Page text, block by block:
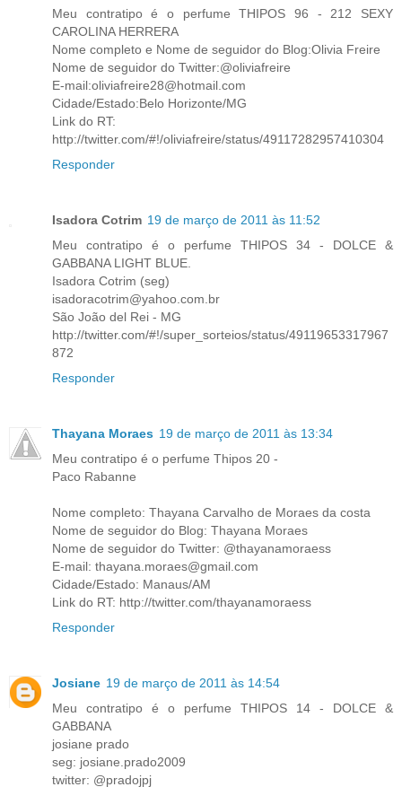
Meu contratipo é o perfume THIPOS 96 - 212 SEXY
CAROLINA HERRERA
Nome completo e Nome de seguidor do Blog:Olivia Freire
Nome de seguidor do Twitter:@oliviafreire
E-mail:oliviafreire28@hotmail.com
Cidade/Estado:Belo Horizonte/MG
Link do RT:
http://twitter.com/#!/oliviafreire/status/49117282957410304
Responder
Isadora Cotrim 19 de março de 2011 às 11:52
Meu contratipo é o perfume THIPOS 34 - DOLCE &
GABBANA LIGHT BLUE.
Isadora Cotrim (seg)
isadoracotrim@yahoo.com.br
São João del Rei - MG
http://twitter.com/#!/super_sorteios/status/49119653317967
872
Responder
Thayana Moraes 19 de março de 2011 às 13:34
Meu contratipo é o perfume Thipos 20 -
Paco Rabanne
Nome completo: Thayana Carvalho de Moraes da costa
Nome de seguidor do Blog: Thayana Moraes
Nome de seguidor do Twitter: @thayanamoraess
E-mail: thayana.moraes@gmail.com
Cidade/Estado: Manaus/AM
Link do RT: http://twitter.com/thayanamoraess
Responder
Josiane 19 de março de 2011 às 14:54
Meu contratipo é o perfume THIPOS 14 - DOLCE &
GABBANA
josiane prado
seg: josiane.prado2009
twitter: @pradojpj